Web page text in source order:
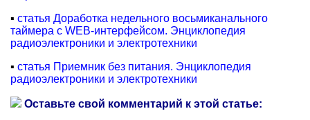
▪ статья Доработка недельного восьмиканального
таймера с WEB-интерфейсом. Энциклопедия
радиоэлектроники и электротехники
▪ статья Приемник без питания. Энциклопедия
радиоэлектроники и электротехники
Оставьте свой комментарий к этой статье: